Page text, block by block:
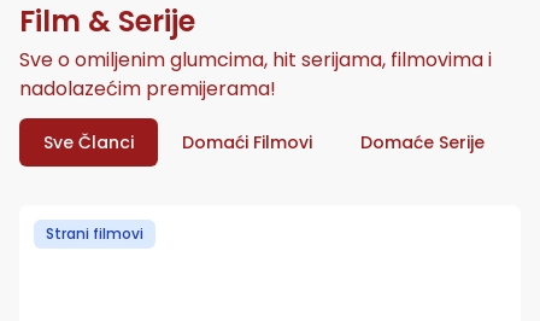
Film & Serije
Sve o omiljenim glumcima, hit serijama, filmovima i
nadolazećim premijerama!
Sve Članci Domaći Filmovi Domaće Serije
Strani filmovi